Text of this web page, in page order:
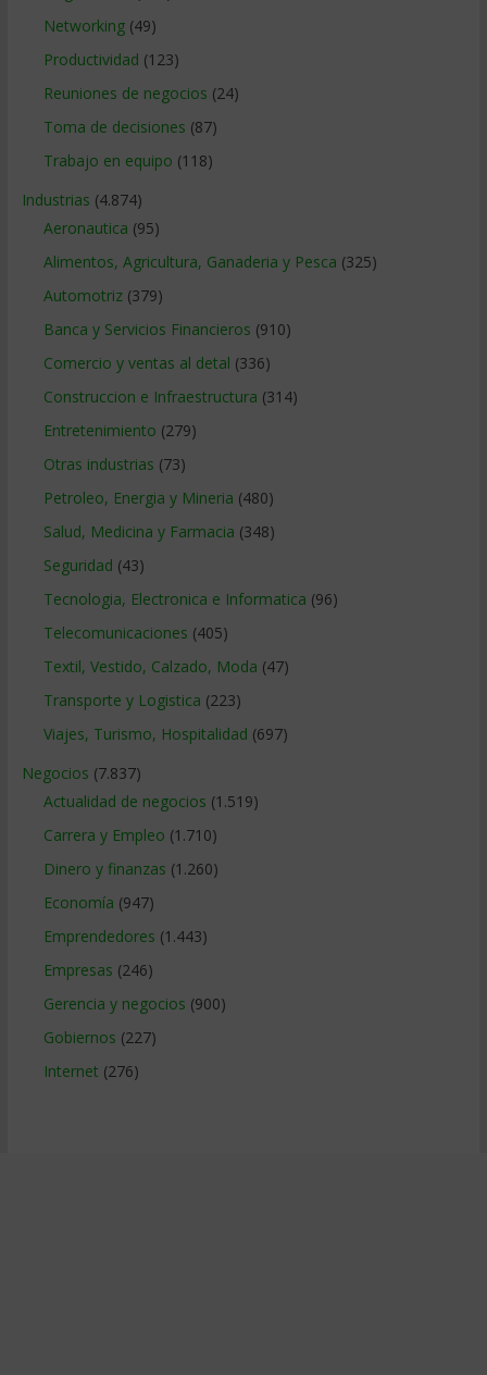
Networking(49)
Productividad (123)
Reuniones de negocios (24)
Toma de decisiones (87)
Trabajo en equipo (118)
Industrias (4.874)
Aeronautica (95)
Alimentos, Agricultura, Ganaderia y Pesca (325)
Automotriz(379)
Banca y Servicios Financieros (910)
Comercio y ventas al detal (336)
Construccion e Infraestructura (314)
Entretenimiento (279)
Otras industrias (73)
Petroleo, Energia y Mineria (480)
Salud, Medicina y Farmacia (348)
Seguridad (43)
Tecnologia, Electronica e Informatica (96)
Telecomunicaciones (405)
Textil, Vestido, Calzado, Moda (47)
Transporte y Logistica (223)
Viajes, Turismo, Hospitalidad (697)
Negocios (7.837)
Actualidad de negocios (1.519)
Carrera y Empleo (1.710)
Dinero y finanzas (1.260)
Economía (947)
Emprendedores (1.443)
Empresas (246)
Gerencia y negocios (900)
Gobiernos (227)
Internet (276)